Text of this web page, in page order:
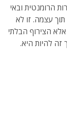
הרומנטית ובאי
עצמה. זו לא
הצירוף הבלתי
להיות היא.